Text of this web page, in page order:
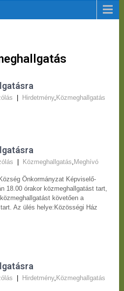
Hirdetmény, Közmeghallgatás
Közmeghallgatás, Meghívó
Önkormányzat Képviselő-
18.00 órakor közmeghallgatást tart,
követően a
Az ülés helye:Közösségi Ház
Hirdetmény, Közmeghallgatás